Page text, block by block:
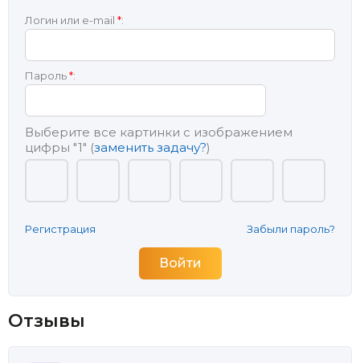
Логин или e-mail *:
Пароль*:
Выберите все картинки с изображением
цифры "1" (заменить задачу?)
Регистрация Забыли пароль?
Отзывы